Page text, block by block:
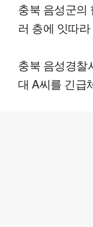
충북 음성군의
러 층에 잇따
충북 음성경찰
대 A씨를 긴급